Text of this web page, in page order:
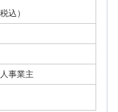
込）
事業主